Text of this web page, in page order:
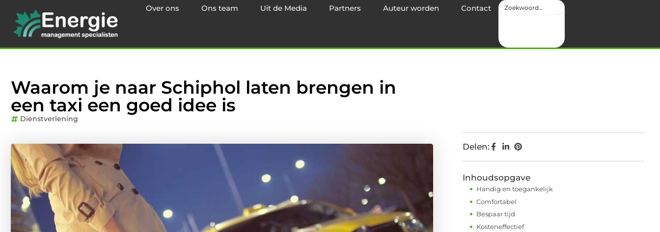
Over ons Ons team Uit de Media Partners Auteur worden Contact
Waarom je naar Schiphol laten brengen in
een taxi een goed idee is
Dienstverlening
Delen:
Inhoudsopgave
Handig en toegankelijk
Comfortabel
Bespaar tijd
Kosteneffectief